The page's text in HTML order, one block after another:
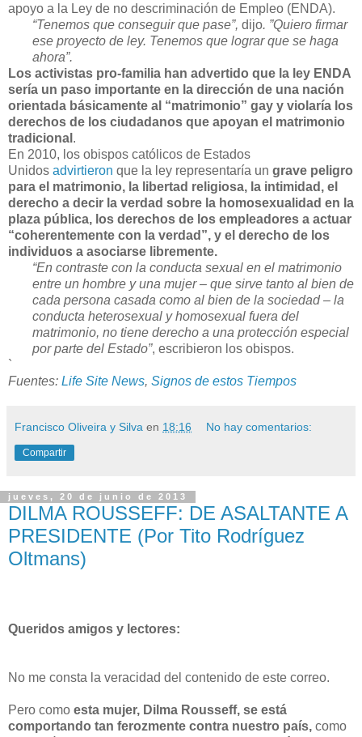
apoyo a la Ley de no descriminación de Empleo (ENDA).
“Tenemos que conseguir que pase”, dijo. ”Quiero firmar
ese proyecto de ley. Tenemos que lograr que se haga
ahora”.
Los activistas pro-familia han advertido que la ley ENDA
sería un paso importante en la dirección de una nación
orientada básicamente al “matrimonio” gay y violaría los
derechos de los ciudadanos que apoyan el matrimonio
tradicional .
En 2010, los obispos católicos de Estados
Unidos advirtieron que la ley representaría un grave peligro
para el matrimonio, la libertad religiosa, la intimidad, el
derecho a decir la verdad sobre la homosexualidad en la
plaza pública, los derechos de los empleadores a actuar
“coherentemente con la verdad”, y el derecho de los
individuos a asociarse libremente.
“En contraste con la conducta sexual en el matrimonio
entre un hombre y una mujer – que sirve tanto al bien de
cada persona casada como al bien de la sociedad – la
conducta heterosexual y homosexual fuera del
matrimonio, no tiene derecho a una protección especial
por parte del Estado”, escribieron los obispos.
`
Fuentes: Life Site News, Signos de estos Tiempos
Francisco Oliveira y Silva en 18:16 No hay comentarios:
Compartir
jueves, 20 de junio de 2013
DILMA ROUSSEFF: DE ASALTANTE A
PRESIDENTE (Por Tito Rodríguez
Oltmans)
Queridos amigos y lectores:
No me consta la veracidad del contenido de este correo.
Pero como esta mujer, Dilma Rousseff, se está
comportando tan ferozmente contra nuestro país, como